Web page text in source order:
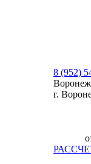
8 (952)
Воронеж
г.